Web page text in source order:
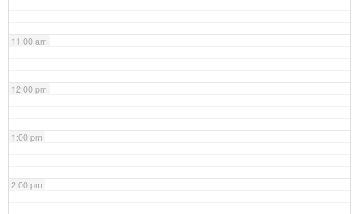
11:00 am
12:00 pm
1:00 pm
2:00 pm